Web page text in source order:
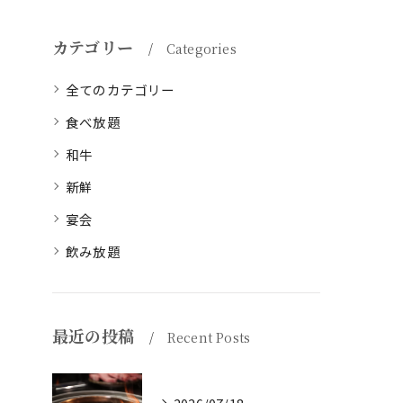
カテゴリー Categories
全てのカテゴリー
食べ放題
和牛
新鮮
宴会
飲み放題
最近の投稿 Recent Posts